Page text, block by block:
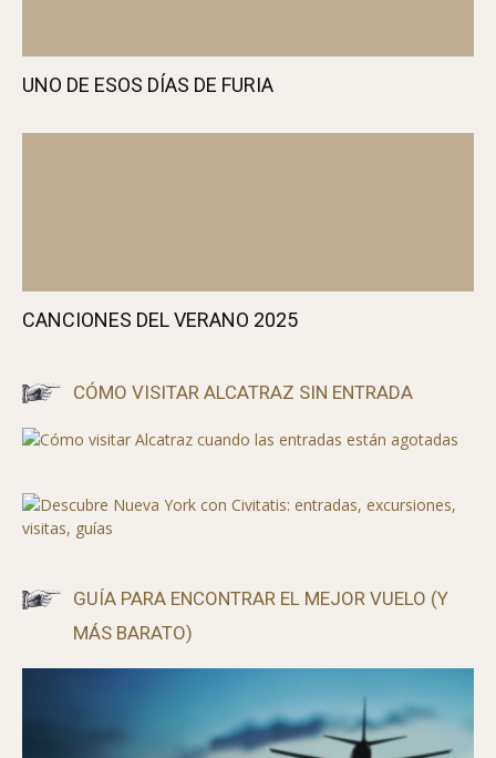
UNO DE ESOS DÍAS DE FURIA
CANCIONES DEL VERANO 2025
CÓMO VISITAR ALCATRAZ SIN ENTRADA
GUÍA PARA ENCONTRAR EL MEJOR VUELO (Y
MÁS BARATO)